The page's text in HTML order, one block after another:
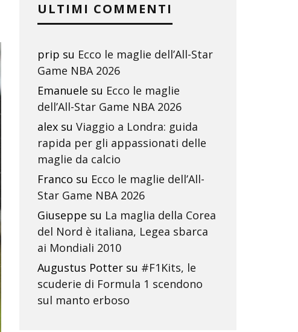
ULTIMI COMMENTI
prip su Ecco le maglie dell’All-Star
Game NBA 2026
Emanuele su Ecco le maglie
dell’All-Star Game NBA 2026
alex su Viaggio a Londra: guida
rapida per gli appassionati delle
maglie da calcio
Franco su Ecco le maglie dell’All-
Star Game NBA 2026
Giuseppe su La maglia della Corea
del Nord è italiana, Legea sbarca
ai Mondiali 2010
Augustus Potter su #F1Kits, le
scuderie di Formula 1 scendono
sul manto erboso